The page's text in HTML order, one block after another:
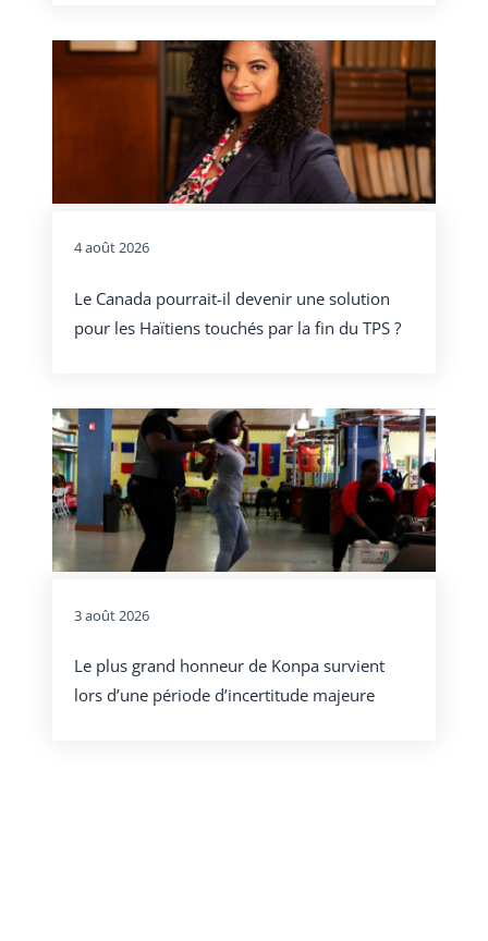
4 août 2026
Le Canada pourrait-il devenir une solution
pour les Haïtiens touchés par la fin du TPS ?
3 août 2026
Le plus grand honneur de Konpa survient
lors d’une période d’incertitude majeure